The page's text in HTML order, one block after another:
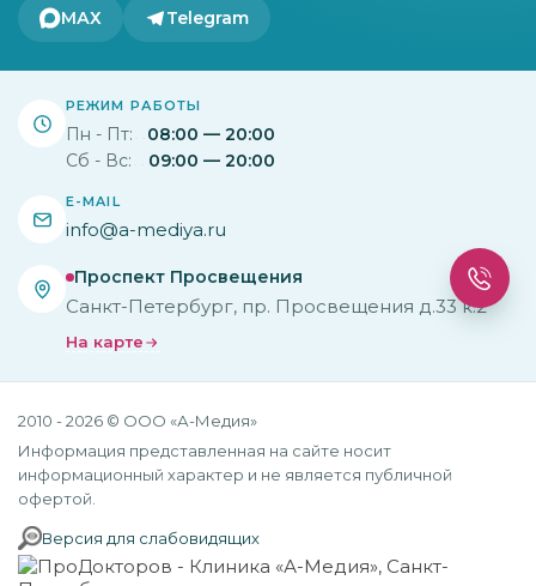
МАХ Telegram
РЕЖИМ РАБОТЫ
Пн - Пт:
08:00 — 20:00
Сб - Вс:
09:00 — 20:00
E-MAIL
info@a-mediya.ru
Проспект Просвещения
Санкт-Петербург, пр. Просвещения д.33 к.2
На карте
2010 - 2026 © ООО «А-Медия»
Информация представленная на сайте носит
информационный характер и не является публичной
офертой.
Версия для слабовидящих